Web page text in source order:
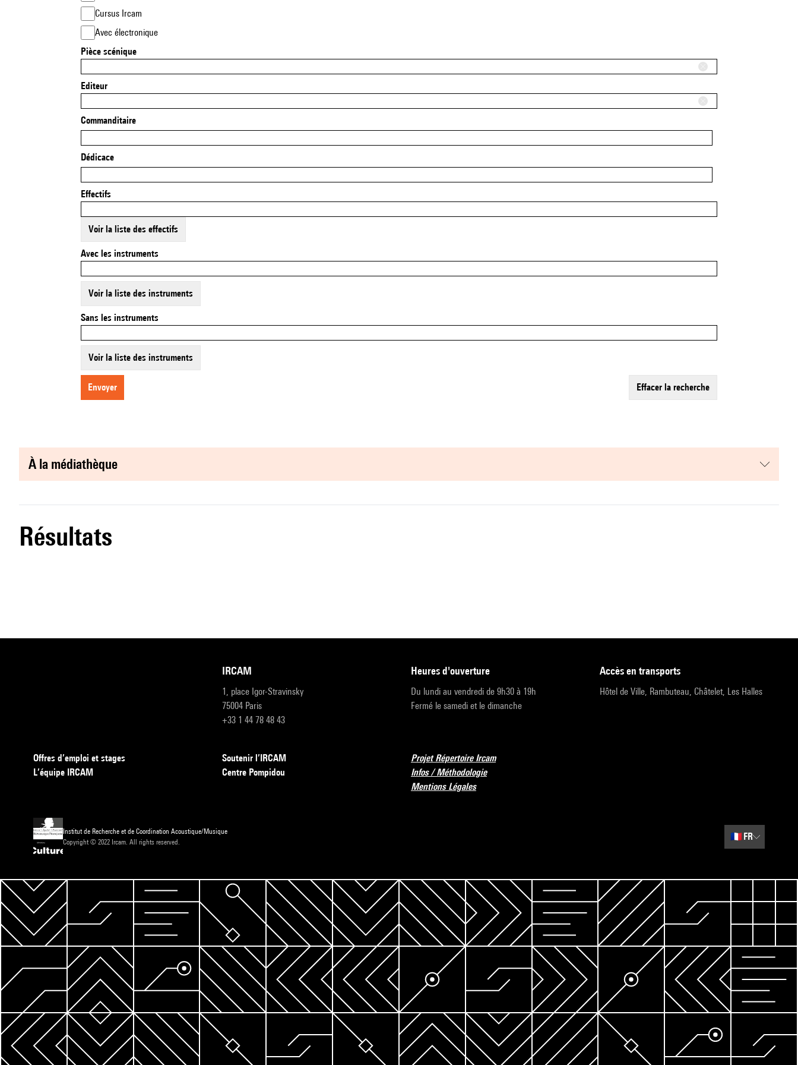
Cursus Ircam
Avec électronique
Pièce scénique
Editeur
Commanditaire
Dédicace
Effectifs
Voir la liste des effectifs
Avec les instruments
Voir la liste des instruments
Sans les instruments
Voir la liste des instruments
envoyer effacer la recherche
à la médiathèque
résultats
IRCAM
1, place Igor-Stravinsky
75004 Paris
+33 1 44 78 48 43
heures d'ouverture
Du lundi au vendredi de 9h30 à 19h
Fermé le samedi et le dimanche
accès en transports
Hôtel de Ville, Rambuteau, Châtelet, Les Halles
Offres d’emploi et stages
L’équipe IRCAM
Soutenir l’IRCAM
Centre Pompidou
Projet Répertoire Ircam
Infos / Méthodologie
Mentions Légales
Institut de Recherche et de Coordination Acoustique/Musique
Copyright © 2022 Ircam. All rights reserved.
🇫🇷 FR